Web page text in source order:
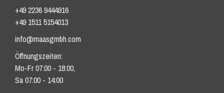
+49 2236 9444916
+49 1511 5154013
info@maasgmbh.com
Öffnungszeiten:
Mo-Fr 07:00 - 18:00,
Sa 07:00 - 14:00